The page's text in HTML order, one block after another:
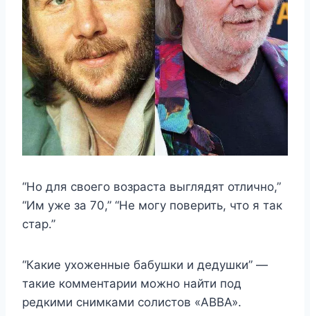
“Но для своего возраста выглядят отлично,”
“Им уже за 70,” “Не могу поверить, что я так
стар.”
“Какие ухоженные бабушки и дедушки” —
такие комментарии можно найти под
редкими снимками солистов «ABBA».